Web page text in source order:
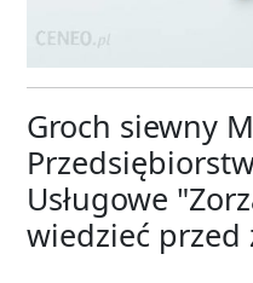
Groch siewny
Usługowe
wiedzieć przed